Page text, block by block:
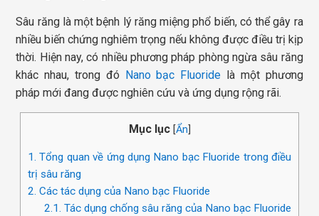
Sâu răng là một bệnh lý răng miệng phổ biến, có thể gây ra
nhiều biến chứng nghiêm trọng nếu không được điều trị kịp
thời. Hiện nay, có nhiều phương pháp phòng ngừa sâu răng
khác nhau, trong đó Nano bạc Fluoride là một phương
pháp mới đang được nghiên cứu và ứng dụng rộng rãi.
Mục lục [Ẩn
1. Tổng quan về ứng dụng Nano bạc Fluoride trong điều
trị sâu răng
2. Các tác dụng của Nano bạc Fluoride
2.1. Tác dụng chống sâu răng của Nano bạc Fluoride